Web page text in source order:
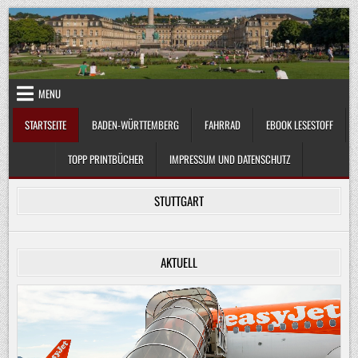
Skip
to
content
MENU
STARTSEITE
BADEN-WÜRTTEMBERG FAHRRAD EBOOK LESESTOFF
TOPP PRINTBÜCHER IMPRESSUM UND DATENSCHUTZ
STUTTGART
AKTUELL